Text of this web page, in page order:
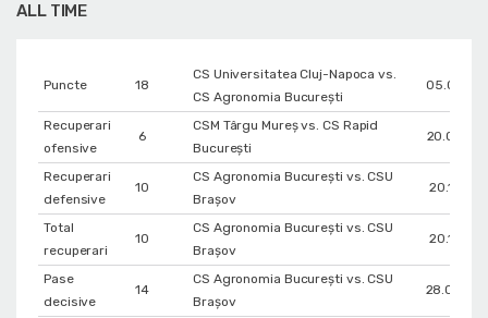
ALL TIME
Puncte 18
CS Universitatea Cluj-Napoca vs.
CS Agronomia București
Recuperari
ofensive
6
CSM Târgu Mureș vs. CS Rapid
București
Recuperari
defensive
10
CS Agronomia București vs. CSU
Braşov
Total
recuperari
10
CS Agronomia București vs. CSU
Braşov
Pase
decisive
14
CS Agronomia București vs. CSU
Braşov